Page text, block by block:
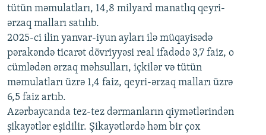
tütün məmulatları, 14,8 milyard manatlıq qeyri-
ərzaq malları satılıb.
2025-ci ilin yanvar-iyun ayları ilə müqayisədə
pərakəndə ticarət dövriyyəsi real ifadədə 3,7 faiz, o
cümlədən ərzaq məhsulları, içkilər və tütün
məmulatları üzrə 1,4 faiz, qeyri-ərzaq malları üzrə
6,5 faiz artıb.
Azərbaycanda tez-tez dərmanların qiymətlərindən
şikayətlər eşidilir. Şikayətlərdə həm bir çox